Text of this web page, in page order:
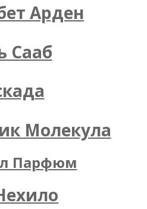
Арден
Сааб
Молекула
Парфюм